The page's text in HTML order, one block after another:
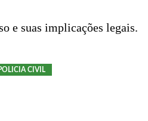
e suas implicações legais.
CIVIL